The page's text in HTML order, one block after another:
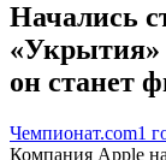
Начались
он станет
Чемпионат.com1
Компания Apple